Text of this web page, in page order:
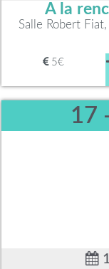
A la
Salle Robert
5€
17